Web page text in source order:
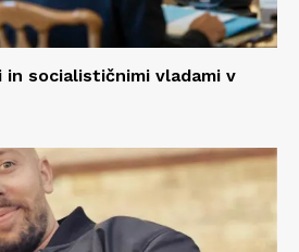
in socialističnimi vladami v